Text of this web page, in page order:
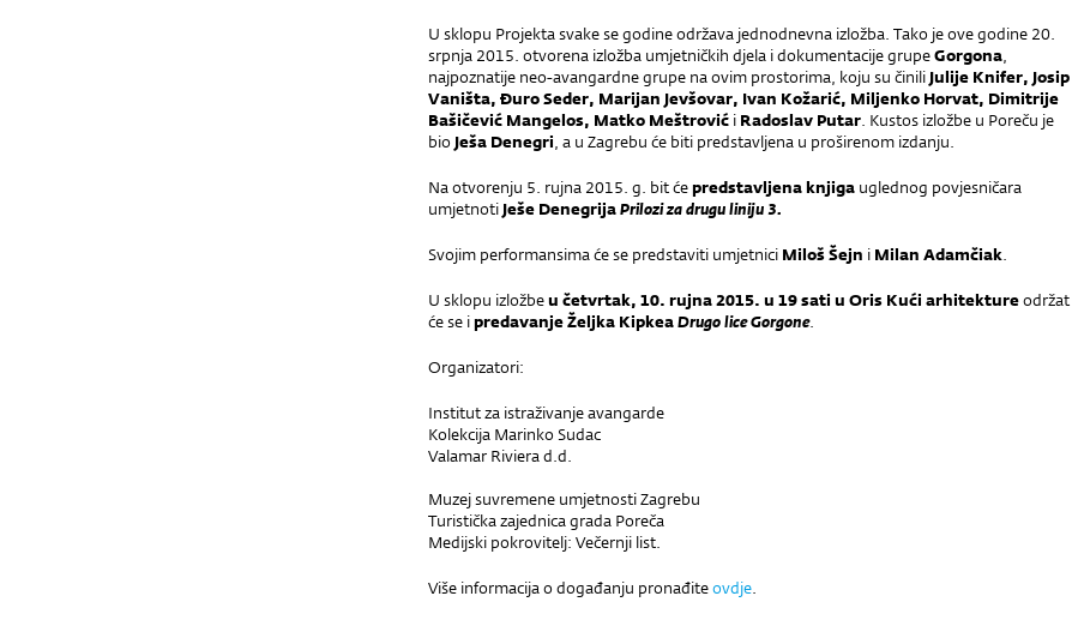
U sklopu Projekta svake se godine održava jednodnevna izložba. Tako je ove godine 20.
srpnja 2015. otvorena izložba umjetničkih djela i dokumentacije grupeGorgona,
najpoznatije neo-avangardne grupe na ovim prostorima, koju su činiliJulije Knifer, Josip
Vaništa, Đuro Seder, Marijan Jevšovar, Ivan Kožarić, Miljenko Horvat, Dimitrije
Bašičević Mangelos, Matko Meštrović i Radoslav Putar. Kustos izložbe u Poreču je
bio Ješa Denegri, a u Zagrebu će biti predstavljena u proširenom izdanju.
Na otvorenju 5. rujna 2015. g. bit ćepredstavljena knjiga uglednog povjesničara
umjetnotiJeše DenegrijaPrilozi za drugu liniju 3.
Svojim performansima će se predstaviti umjetnici Miloš Šejn i Milan Adamčiak.
U sklopu izložbeu četvrtak, 10. rujna 2015. u 19 sati u Oris Kući arhitektureodržat
će se ipredavanje Željka KipkeaDrugo lice Gorgone.
Organizatori:
Institut za istraživanje avangarde
Kolekcija Marinko Sudac
Valamar Riviera d.d.
Muzej suvremene umjetnosti Zagrebu
Turistička zajednica grada Poreča
Medijski pokrovitelj: Večernji list.
Više informacija o događanju pronađiteovdje.